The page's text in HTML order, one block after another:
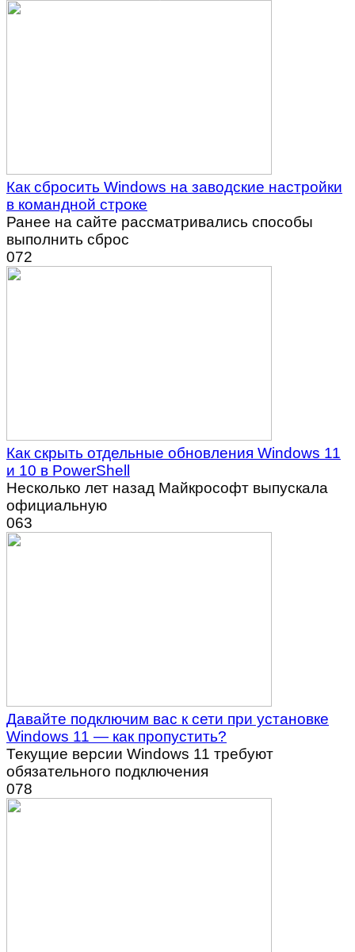
Как сбросить Windows на заводские настройки
в командной строке
Ранее на сайте рассматривались способы
выполнить сброс
072
Как скрыть отдельные обновления Windows 11
и 10 в PowerShell
Несколько лет назад Майкрософт выпускала
официальную
063
Давайте подключим вас к сети при установке
Windows 11 — как пропустить?
Текущие версии Windows 11 требуют
обязательного подключения
078